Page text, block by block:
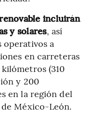
incluirán
y solares, así
operativos a
en carreteras
(310
y 200
en la región del
México-León.